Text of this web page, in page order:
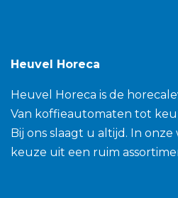
Heuvel Horeca
Heuvel Horeca is de
Van koffieautomaten tot
Bij ons slaagt u altijd. In
keuze uit een ruim